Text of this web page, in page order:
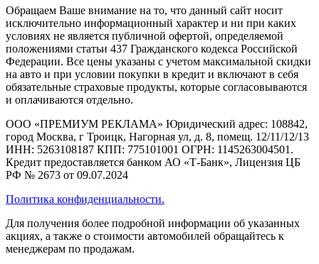
Обращаем Ваше внимание на то, что данный сайт носит
исключительно информационный характер и ни при каких
условиях не является публичной офертой, определяемой
положениями статьи 437 Гражданского кодекса Российской
Федерации. Все цены указаны с учетом максимальной скидки
на авто и при условии покупки в кредит и включают в себя
обязательные страховые продукты, которые согласовываются
и оплачиваются отдельно.
ООО «ПРЕМИУМ РЕКЛАМА» Юридический адрес: 108842,
город Москва, г Троицк, Нагорная ул, д. 8, помещ. 12/11/12/13
ИНН: 5263108187 КПП: 775101001 ОГРН: 1145263004501.
Кредит предоставляется банком АО «Т-Банк», Лицензия ЦБ
РФ № 2673 от 09.07.2024
Политика конфиденциальности.
Для получения более подробной информации об указанных
акциях, а также о стоимости автомобилей обращайтесь к
менеджерам по продажам.